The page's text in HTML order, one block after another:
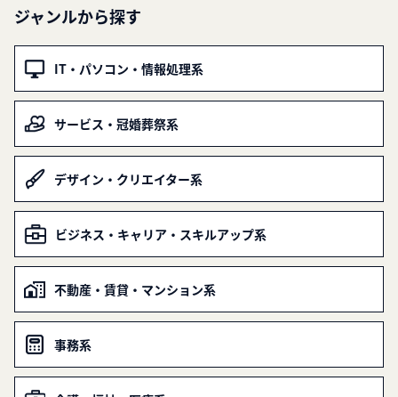
ジャンルから探す
IT・パソコン・情報処理系
サービス・冠婚葬祭系
デザイン・クリエイター系
ビジネス・キャリア・スキルアップ系
不動産・賃貸・マンション系
事務系